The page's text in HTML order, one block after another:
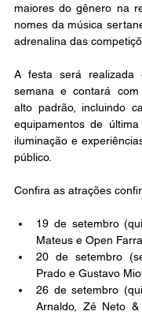
maiores do gênero na
nomes da música
adrenalina das
A festa será realizada
semana e contará
alto padrão, incluindo
equipamentos de
iluminação e
público.
Confira as atrações
19 de setembro
Mateus e Open Farra
20 de setembro
Prado e Gustavo
26 de setembro
Arnaldo, Zé Neto